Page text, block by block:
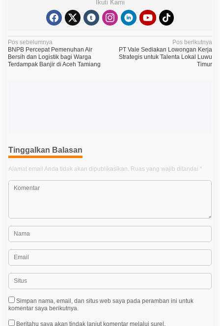
Ikuti Kami
N
a
v
p
o
s
Pos sebelumnya
BNPB Percepat Pemenuhan Air
Bersih dan Logistik bagi Warga
Terdampak Banjir di Aceh Tamiang
Pos berikutnya
PT Vale Sediakan Lowongan Kerja
Strategis untuk Talenta Lokal Luwu
Timur
Tinggalkan Balasan
Alamat email Anda tidak akan dipublikasikan. Ruas yang wajib ditandai *
Simpan nama, email, dan situs web saya pada peramban ini untuk
komentar saya berikutnya.
Beritahu saya akan tindak lanjut komentar melalui surel.